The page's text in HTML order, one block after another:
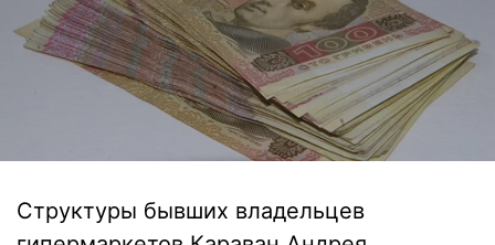
Структуры бывших владельцев